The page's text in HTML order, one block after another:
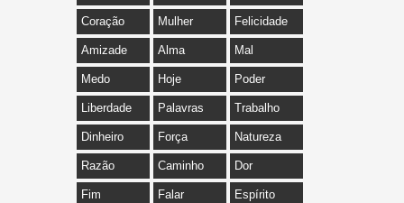
Coração Mulher Felicidade
Amizade Alma Mal
Medo Hoje Poder
Liberdade Palavras Trabalho
Dinheiro Força Natureza
Razão Caminho Dor
Fim Falar Espírito